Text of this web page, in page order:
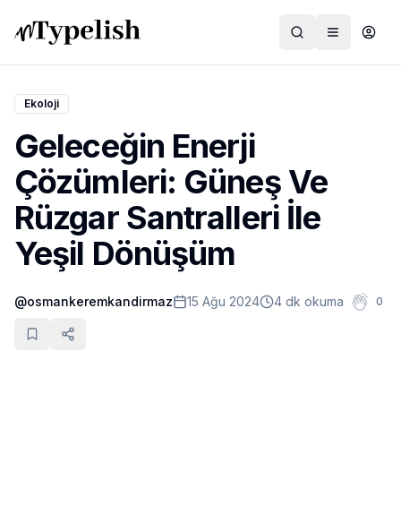
Dünya
Film ve Dizi
Kültür ve Sanat
Sağlık
Siyaset ve Tarih
Hayvan Hakları
Ekoloji
Geleceğin Enerji
Çözümleri: Güneş Ve
Rüzgar Santralleri İle
Yeşil Dönüşüm
@osmankeremkandirmaz 15 Ağu 2024 4 dk okuma 0